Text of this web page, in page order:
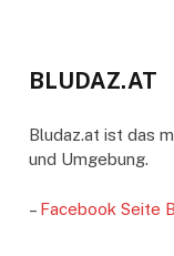
BLUDAZ.AT
Bludaz.at ist das
und Umgebung.
– Facebook Seite